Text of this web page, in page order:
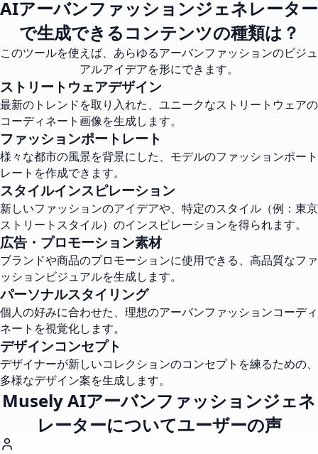
AIアーバンファッションジェネレーター
で生成できるコンテンツの種類は？
このツールを使えば、あらゆるアーバンファッションのビジュ
アルアイデアを形にできます。
ストリートウェアデザイン
最新のトレンドを取り入れた、ユニークなストリートウェアの
コーディネート画像を生成します。
ファッションポートレート
様々な都市の風景を背景にした、モデルのファッションポート
レートを作成できます。
スタイルインスピレーション
新しいファッションのアイデアや、特定のスタイル（例：東京
ストリートスタイル）のインスピレーションを得られます。
広告・プロモーション素材
ブランドや商品のプロモーションに使用できる、高品質なファ
ッションビジュアルを生成します。
パーソナルスタイリング
個人の好みに合わせた、理想のアーバンファッションコーディ
ネートを視覚化します。
デザインコンセプト
デザイナーが新しいコレクションのコンセプトを練るための、
多様なデザイン案を生成します。
Musely AIアーバンファッションジェネ
レーターについてユーザーの声